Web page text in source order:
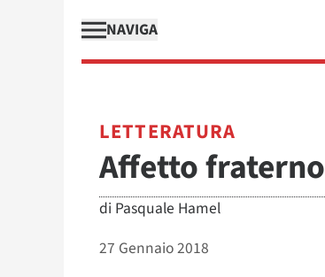
NAVIGA
LETTERATURA
Affetto fraterno
di Pasquale Hamel
27 Gennaio 2018